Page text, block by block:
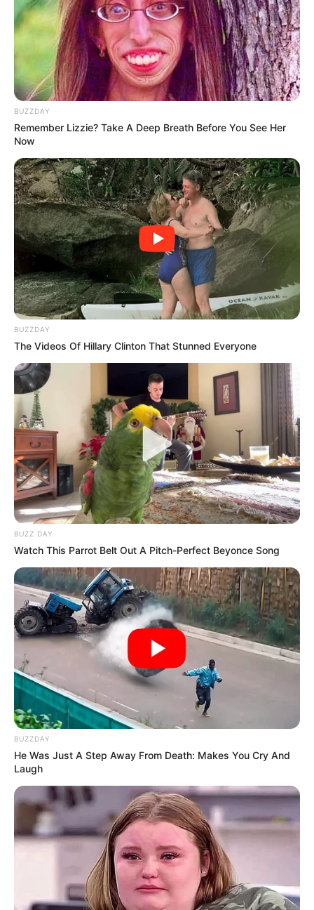
BUZZDAY
Remember Lizzie? Take A Deep Breath Before You See Her
Now
BUZZDAY
The Videos Of Hillary Clinton That Stunned Everyone
BUZZ DAY
Watch This Parrot Belt Out A Pitch-Perfect Beyonce Song
BUZZDAY
He Was Just A Step Away From Death: Makes You Cry And
Laugh